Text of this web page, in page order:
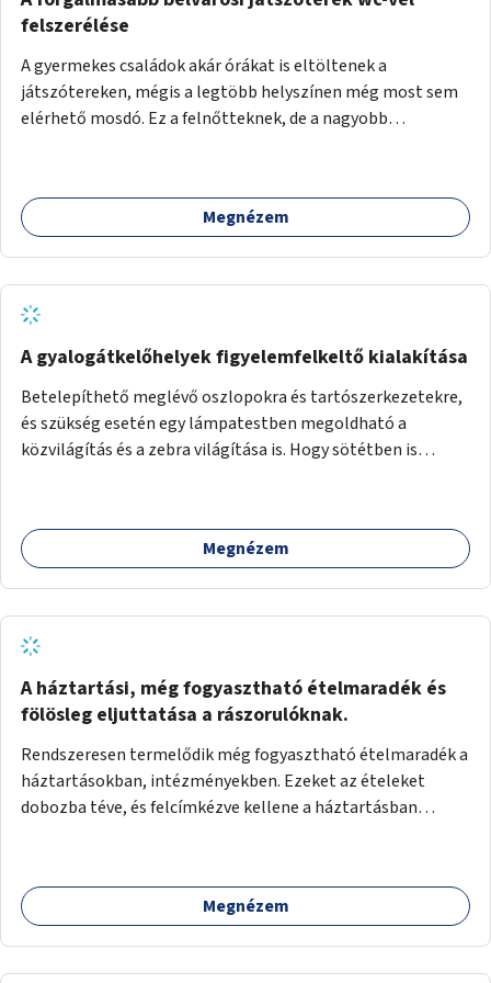
felszerélése
A gyermekes családok akár órákat is eltöltenek a
játszótereken, mégis a legtöbb helyszínen még most sem
elérhető mosdó. Ez a felnőtteknek, de a nagyobb
Megnézem
A gyalogátkelőhelyek figyelemfelkeltő kialakítása
Betelepíthető meglévő oszlopokra és tartószerkezetekre,
és szükség esetén egy lámpatestben megoldható a
közvilágítás és a zebra világítása is. Hogy sötétben is
Megnézem
A háztartási, még fogyasztható ételmaradék és
fölösleg eljuttatása a rászorulóknak.
Rendszeresen termelődik még fogyasztható ételmaradék a
háztartásokban, intézményekben. Ezeket az ételeket
dobozba téve, és felcímkézve kellene a háztartásban
kihelyezés pontos ideje. (A szekrények belső elrendezését,
rekeszeit, beosztását nem tudom, hogy itt kell-e leírni.)
Megnézem